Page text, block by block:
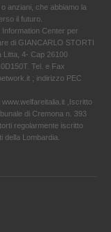
anziani, che abbiamo la
il futuro.
Center per
di GIANCARLO STORTI
Litta, 4- Cap 26100
Tel. e Fax
; indirizzo PEC
,Iscritto
di Cremona n. 393
regolarmente iscritto
della Lombardia.